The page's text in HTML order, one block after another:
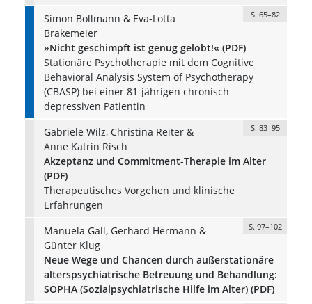
Simon Bollmann & Eva-Lotta
Brakemeier
S. 65–82
»Nicht geschimpft ist genug gelobt!« (PDF)
Stationäre Psychotherapie mit dem Cognitive
Behavioral Analysis System of Psychotherapy
(CBASP) bei einer 81-jährigen chronisch
depressiven Patientin
Gabriele Wilz, Christina Reiter &
Anne Katrin Risch
S. 83–95
Akzeptanz und Commitment-Therapie im Alter
(PDF)
Therapeutisches Vorgehen und klinische
Erfahrungen
Manuela Gall, Gerhard Hermann &
Günter Klug
S. 97–102
Neue Wege und Chancen durch außerstationäre
alterspsychiatrische Betreuung und Behandlung:
SOPHA (Sozialpsychiatrische Hilfe im Alter) (PDF)